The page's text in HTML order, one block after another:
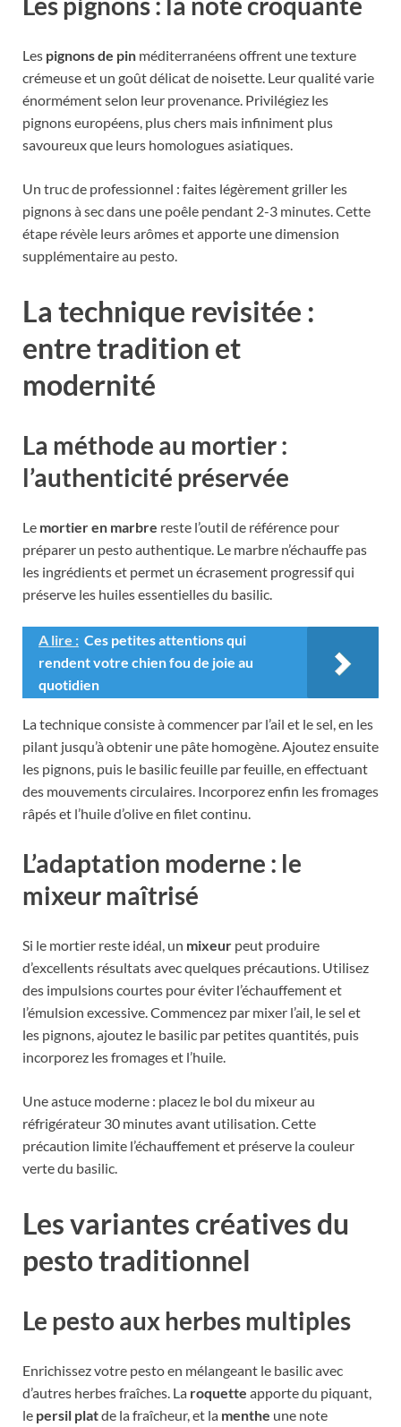
Les pignons de pin méditerranéens offrent une texture
crémeuse et un goût délicat de noisette. Leur qualité varie
énormément selon leur provenance. Privilégiez les
pignons européens, plus chers mais infiniment plus
savoureux que leurs homologues asiatiques.
Un truc de professionnel : faites légèrement griller les
pignons à sec dans une poêle pendant 2-3 minutes. Cette
étape révèle leurs arômes et apporte une dimension
supplémentaire au pesto.
La technique revisitée :
entre tradition et
modernité
La méthode au mortier :
l’authenticité préservée
Le mortier en marbre reste l’outil de référence pour
préparer un pesto authentique. Le marbre n’échauffe pas
les ingrédients et permet un écrasement progressif qui
préserve les huiles essentielles du basilic.
A lire : Ces petites attentions qui
rendent votre chien fou de joie au
quotidien
La technique consiste à commencer par l’ail et le sel, en les
pilant jusqu’à obtenir une pâte homogène. Ajoutez ensuite
les pignons, puis le basilic feuille par feuille, en effectuant
des mouvements circulaires. Incorporez enfin les fromages
râpés et l’huile d’olive en filet continu.
L’adaptation moderne : le
mixeur maîtrisé
Si le mortier reste idéal, un mixeur peut produire
d’excellents résultats avec quelques précautions. Utilisez
des impulsions courtes pour éviter l’échauffement et
l’émulsion excessive. Commencez par mixer l’ail, le sel et
les pignons, ajoutez le basilic par petites quantités, puis
incorporez les fromages et l’huile.
Une astuce moderne : placez le bol du mixeur au
réfrigérateur 30 minutes avant utilisation. Cette
précaution limite l’échauffement et préserve la couleur
verte du basilic.
Les variantes créatives du
pesto traditionnel
Le pesto aux herbes multiples
Enrichissez votre pesto en mélangeant le basilic avec
d’autres herbes fraîches. La roquette apporte du piquant,
le persil platde la fraîcheur, et la menthe une note